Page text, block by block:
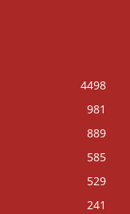
4498
981
889
585
529
241